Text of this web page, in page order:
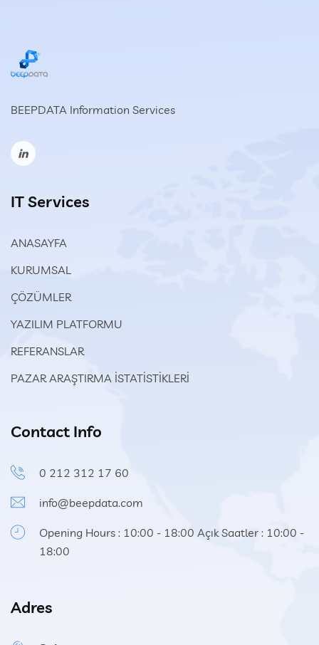
BEEPDATA Information Services
IT Services
ANASAYFA
KURUMSAL
ÇÖZÜMLER
YAZILIM PLATFORMU
REFERANSLAR
PAZAR ARAŞTIRMA İSTATİSTİKLERİ
Contact Info
0 212 312 17 60
info@beepdata.com
Opening Hours : 10:00 - 18:00 Açık Saatler : 10:00 -
18:00
Adres